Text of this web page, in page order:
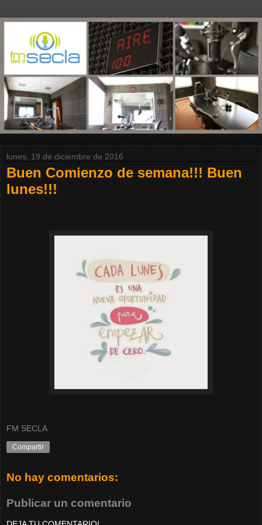
lunes, 19 de diciembre de 2016
Buen Comienzo de semana!!! Buen
lunes!!!
FM SECLA
Compartir
No hay comentarios:
Publicar un comentario